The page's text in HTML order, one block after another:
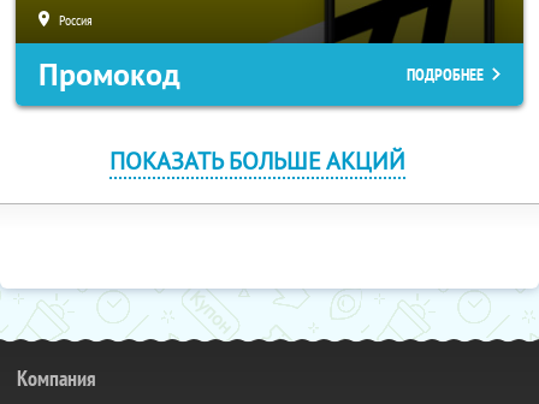
Россия
Промокод ПОДРОБНЕЕ
ПОКАЗАТЬ БОЛЬШЕ АКЦИЙ
Компания